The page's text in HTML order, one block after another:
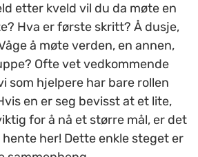
etter kveld vil du da møte en
Hva er første skritt? Å dusje,
å møte verden, en annen,
Ofte vet vedkommende
som hjelpere har bare rollen
en er seg bevisst at et lite,
for å nå et større mål, er det
her! Dette enkle steget er